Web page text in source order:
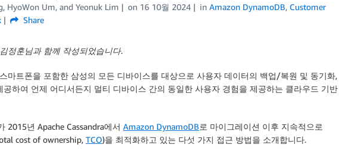
HyoWon Um, and Yeonuk Lim on 16 10월 2024 in Amazon DynamoDB, Customer
Share
정훈님과 함께 작성되었습니다.
마트폰을 포함한 삼성의 모든 디바이스를 대상으로 사용자 데이터의 백업/복원 및 동기화,
하여 언제 어디서든지 멀티 디바이스 간의 동일한 사용자 경험을 제공하는 클라우드 기반
2015년 Apache Cassandra에서 Amazon DynamoDB로 마이그레이션 이후 지속적으로
cost of ownership, TCO)을 최적화하고 있는 다섯 가지 접근 방법을 소개합니다.